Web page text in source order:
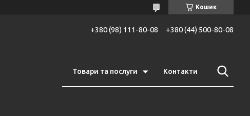
Кошик
+380 (98) 111-80-08 +380 (44) 500-80-08
Товари та послуги Контакти